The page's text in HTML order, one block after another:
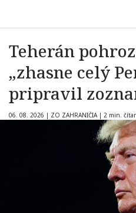
Teherán
„zhasne celý
pripravil
06. 08. 2026 | ZO ZAHRANIČIA | 2 min.